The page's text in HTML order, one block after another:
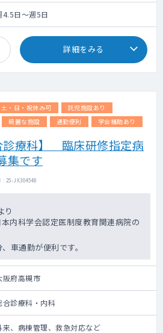
4.5日～週5日
詳細をみる
土・日・祝休み可
託児施設あり
綺麗な施設 通勤便利 学会補助あり
診療科】 臨床研修指定病
集です
: 25-JX304548
り
内科学会認定医制度教育関連病院の
車通勤が便利です。
阪府高槻市
合診療科・内科
来、病棟管理、救急対応など